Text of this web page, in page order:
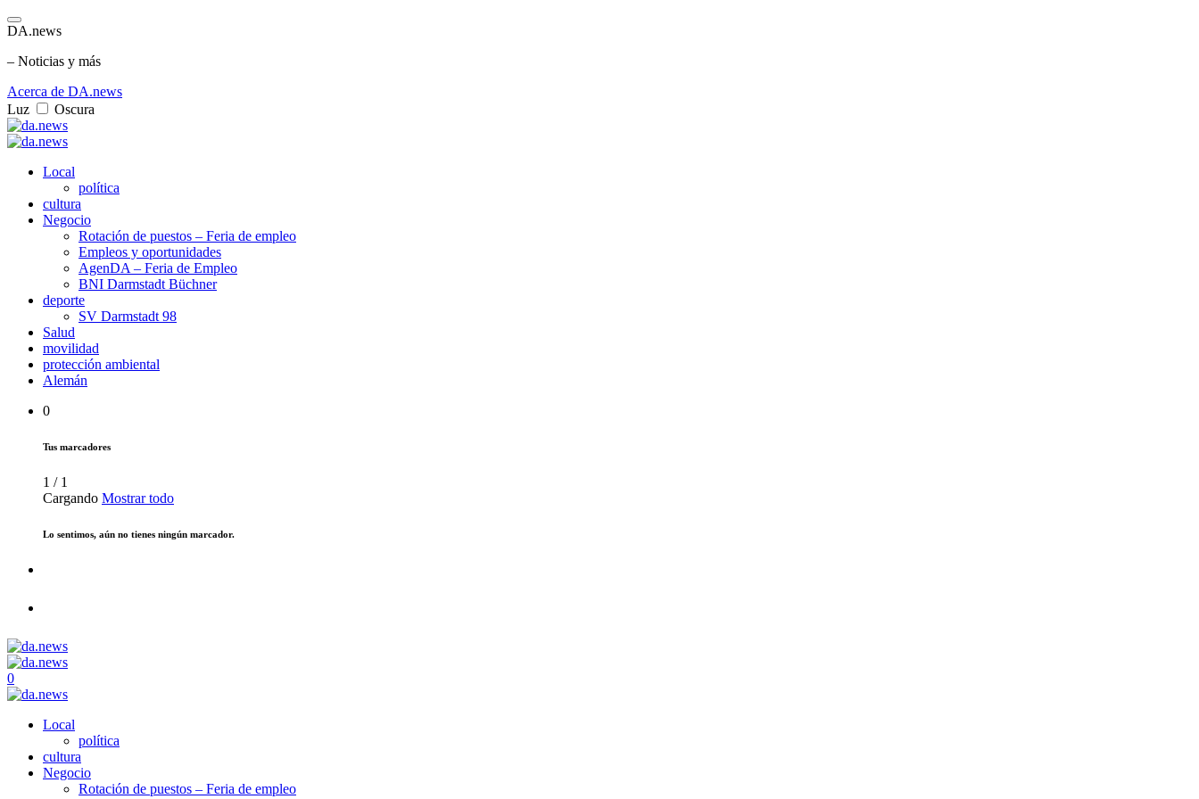
DA.news
– Noticias y más
Acerca de DA.news
Luz
Oscura
Local
política
cultura
Negocio
Rotación de puestos – Feria de empleo
Empleos y oportunidades
AgenDA – Feria de Empleo
BNI Darmstadt Büchner
deporte
SV Darmstadt 98
Salud
movilidad
protección ambiental
Alemán
0
Tus marcadores
1 / 1
Cargando Mostrar todo
Lo sentimos, aún no tienes ningún marcador.
0
Local
política
cultura
Negocio
Rotación de puestos – Feria de empleo